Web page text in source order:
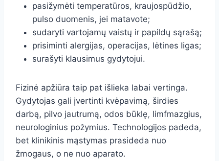
pasižymėti temperatūros, kraujospūdžio,
pulso duomenis, jei matavote;
sudaryti vartojamų vaistų ir papildų sąrašą;
prisiminti alergijas, operacijas, lėtines ligas;
surašyti klausimus gydytojui.
Fizinė apžiūra taip pat išlieka labai vertinga.
Gydytojas gali įvertinti kvėpavimą, širdies
darbą, pilvo jautrumą, odos būklę, limfmazgius,
neurologinius požymius. Technologijos padeda,
bet klinikinis mąstymas prasideda nuo
žmogaus, o ne nuo aparato.